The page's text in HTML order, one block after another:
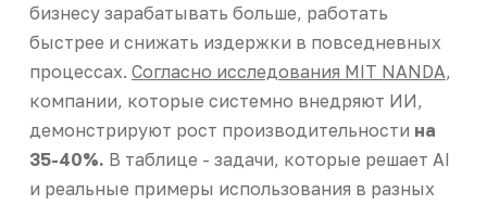
бизнесу зарабатывать больше, работать
быстрее и снижать издержки в повседневных
процессах. Согласно исследования MIT NANDA,
компании, которые системно внедряют ИИ,
демонстрируют рост производительности на
35-40%. В таблице - задачи, которые решает AI
и реальные примеры использования в разных